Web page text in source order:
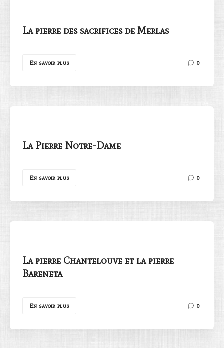
La pierre des sacrifices de Merlas
En savoir plus 0
La Pierre Notre-Dame
En savoir plus 0
La pierre Chantelouve et la pierre
Bareneta
En savoir plus 0